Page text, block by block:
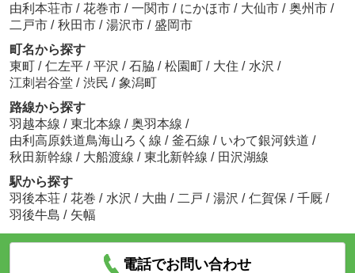
由利本荘市 / 花巻市 / 一関市 / にかほ市 / 大仙市 / 奥州市 /
二戸市 / 秋田市 / 湯沢市 / 盛岡市
町名から探す
東町 / 仁左平 / 平沢 / 石脇 / 松園町 / 大住 / 水沢 /
江刺岩谷堂 / 渋民 / 象潟町
路線から探す
羽越本線 / 東北本線 / 奥羽本線 /
由利高原鉄道鳥海山ろく線 / 釜石線 / いわて銀河鉄道 /
秋田新幹線 / 大船渡線 / 東北新幹線 / 田沢湖線
駅から探す
羽後本荘 / 花巻 / 水沢 / 大曲 / 二戸 / 湯沢 / 仁賀保 / 千厩 /
羽後牛島 / 矢幅
電話でお問い合わせ